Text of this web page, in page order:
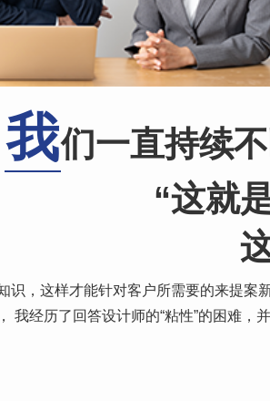
我们一直持续
“这就
识，这样才能针对客户所需要的来提
我经历了回答设计师的“粘性”的困难